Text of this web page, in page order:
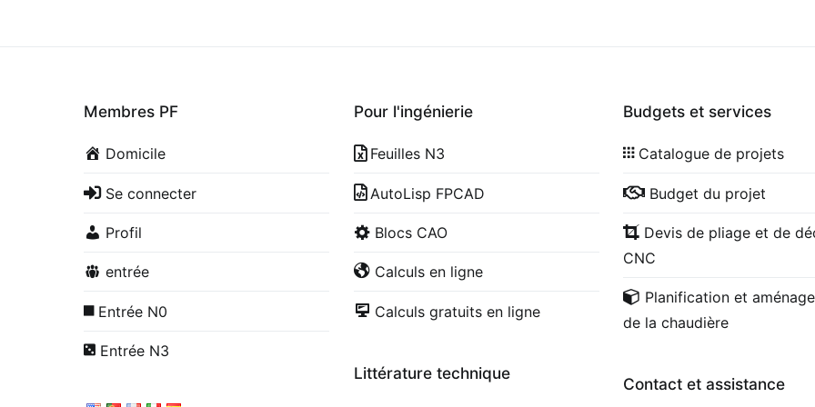
Membres PF
Domicile
Se connecter
Profil
entrée
Entrée N0
Entrée N3
Pour l'ingénierie
Feuilles N3
AutoLisp FPCAD
Blocs CAO
Calculs en ligne
Calculs gratuits en ligne
Littérature technique
Budgets et services
Catalogue de projets
Budget du projet
Devis de pliage et de
CNC
Planification et
de la chaudière
Contact et assistance